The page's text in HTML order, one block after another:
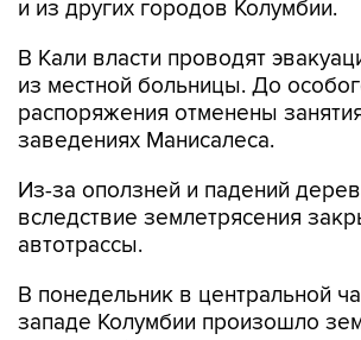
В Кали власти проводят
распоряжения отменены
заведениях Манисалеса.
Из-за оползней и падений
автотрассы.
В понедельник в центральной
магнитудой 7,4. Позднее были
повторные толчки магнитудой